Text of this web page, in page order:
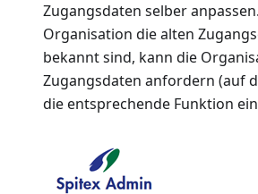
Zugangsdaten selber
Organisation die alten
bekannt sind, kann die
Zugangsdaten anfordern (auf
die entsprechende Funktion